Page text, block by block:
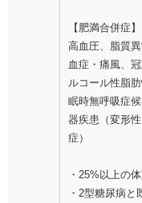
【肥満合併症】
高血圧、脂質
血症・痛風、
ルコール性脂
眠時無呼吸症
器疾患（変形
症）
・25%以上の
・2型糖尿病